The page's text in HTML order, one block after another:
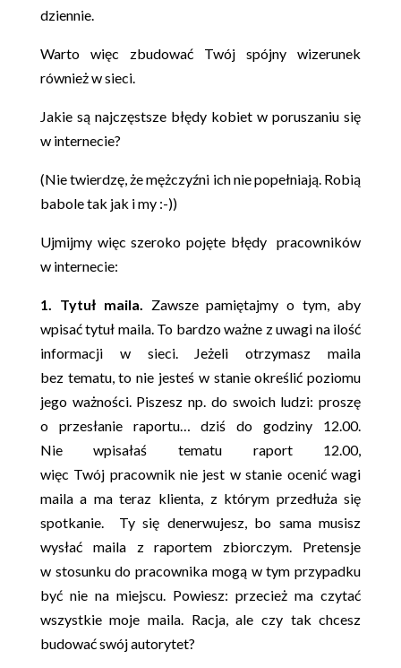
dziennie.
Warto więc zbudować Twój spójny wizerunek
również w sieci.
Jakie są najczęstsze błędy kobiet w poruszaniu się
w internecie?
(Nie twierdzę, że mężczyźni ich nie popełniają. Robią
babole tak jak i my :-))
Ujmijmy więc szeroko pojęte błędy pracowników
w internecie:
1. Tytuł maila. Zawsze pamiętajmy o tym, aby
wpisać tytuł maila. To bardzo ważne z uwagi na ilość
informacji w sieci. Jeżeli otrzymasz maila
bez tematu, to nie jesteś w stanie określić poziomu
jego ważności. Piszesz np. do swoich ludzi: proszę
o przesłanie raportu… dziś do godziny 12.00.
Nie wpisałaś tematu raport 12.00,
więc Twój pracownik nie jest w stanie ocenić wagi
maila a ma teraz klienta, z którym przedłuża się
spotkanie. Ty się denerwujesz, bo sama musisz
wysłać maila z raportem zbiorczym. Pretensje
w stosunku do pracownika mogą w tym przypadku
być nie na miejscu. Powiesz: przecież ma czytać
wszystkie moje maila. Racja, ale czy tak chcesz
budować swój autorytet?